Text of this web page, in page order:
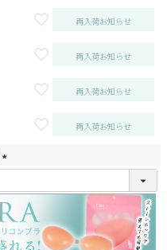
再入荷お知らせ
再入荷お知らせ
再入荷お知らせ
再入荷お知らせ
(
必
須
)